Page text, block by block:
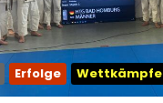
Erfolge Wettkämpfe